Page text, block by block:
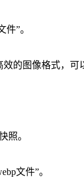
”。
的图像格式，可
照。
文件”。